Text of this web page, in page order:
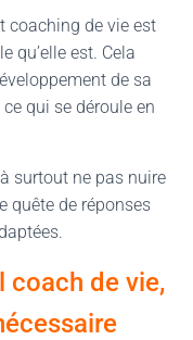
coaching de vie est
qu’elle est. Cela
de sa
qui se déroule en
surtout ne pas nuire
quête de réponses
coach de vie,